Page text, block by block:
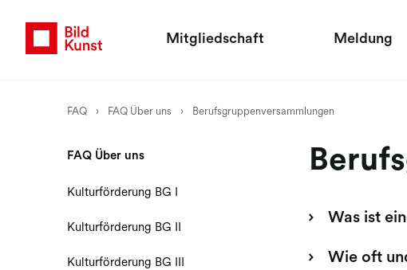
Mitgliedschaft Meldung
FAQ › FAQ Über uns › Berufsgruppenversammlungen
FAQ Über uns
Kulturförderung BG I
Kulturförderung BG II
Kulturförderung BG III
Was ist
Wie oft